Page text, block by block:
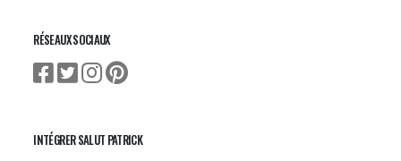
RÉSEAUX SOCIAUX
INTÉGRER SALUT PATRICK